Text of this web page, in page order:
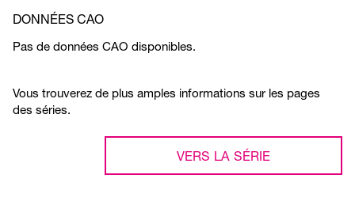
DONNÉES CAO
Pas de données CAO disponibles.
Vous trouverez de plus amples informations sur les pages
des séries.
VERS LA SÉRIE